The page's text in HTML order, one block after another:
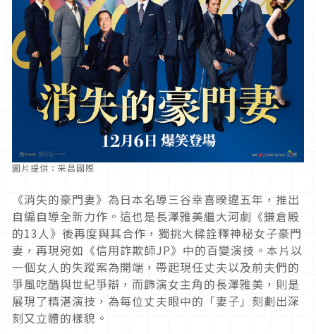
圖片提供：采昌國際
《消失的豪門妻》為日本名導三谷幸喜暌違五年，推出
自編自導全新力作。這也是長澤雅美繼大河劇《鎌倉殿
的13人》後再度與其合作，獨挑大樑詮釋神秘女子豪門
妻，再現宛如《信用詐欺師JP》中的百變演技。本片以
一個女人的失蹤案為開端，帶起現任丈夫以及前夫們的
爭風吃醋與世紀爭辯，而飾演女主角的長澤雅美，則是
展現了精湛演技，為每位丈夫眼中的「妻子」刻劃出深
刻又立體的樣貌。